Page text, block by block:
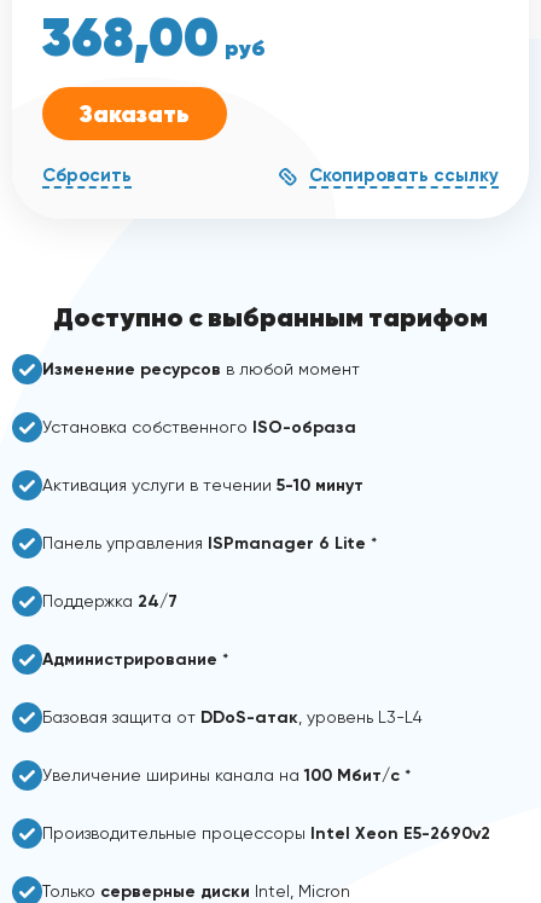
368,00 руб-15%
368,00 руб
Заказать
Сбросить Скопировать ссылку
Доступно с выбранным тарифом
Изменение ресурсов в любой момент
Установка собственного ISO-образа
Активация услуги в течении 5-10 минут
Панель управления ISPmanager 6 Lite *
Поддержка 24/7
Администрирование *
Базовая защита от DDoS-атак , уровень L3-L4
Увеличение ширины канала на100 Мбит/с *
Производительные процессоры Intel Xeon E5-2690v2
Только серверные диски Intel, Micron